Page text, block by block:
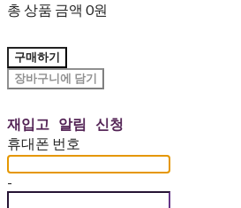
총 상품 금액 0원
구매하기
장바구니에 담기
재입고 알림 신청
휴대폰 번호
-